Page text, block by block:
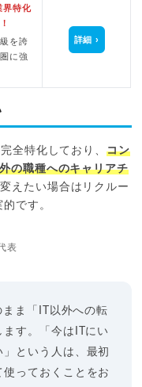
界特化
を誇
に強
詳細
全特化しており、コン
の職種へのキャリアチ
えたい場合はリクルー
です。
表
まま「IT以外への転
す。「今はITにい
という人は、最初
っておくことをお